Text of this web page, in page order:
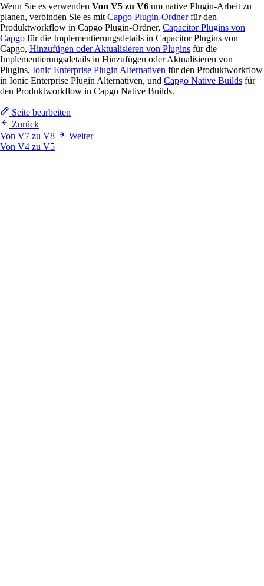
Wenn Sie es verwenden Von V5 zu V6 um native Plugin-Arbeit zu
planen, verbinden Sie es mit Capgo Plugin-Ordnerfür den
Produktworkflow in Capgo Plugin-Ordner, Capacitor Plugins von
Capgo für die Implementierungsdetails in Capacitor Plugins von
Capgo, Hinzufügen oder Aktualisieren von Plugins für die
Implementierungsdetails in Hinzufügen oder Aktualisieren von
Plugins, Ionic Enterprise Plugin Alternativen für den Produktworkflow
in Ionic Enterprise Plugin Alternativen, und Capgo Native Builds für
den Produktworkflow in Capgo Native Builds.
Seite bearbeiten
Zurück
Von V7 zu V8
Weiter
Von V4 zu V5